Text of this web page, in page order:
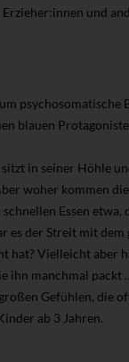
und
psychosomatische
blauen
in seiner Höhle
woher kommen
Essen etwa,
es der Streit mit dem
hat? Vielleicht aber
ihn manchmal packt
Gefühlen, die
ab 3 Jahren.